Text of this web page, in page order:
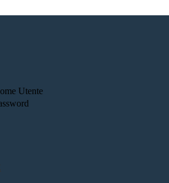
Utente